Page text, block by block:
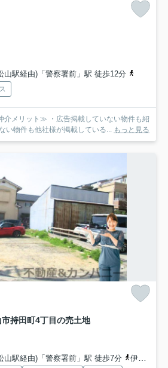
山駅経由)「警察署前」駅 徒歩12分
介メリット≫ ・広告掲載していない物件も紹
物件も他社様が掲載している...
もっと見る
持田町4丁目の売土地
山駅経由)「警察署前」駅 徒歩7分
伊予鉄バス「南持田」バス停下車 徒歩6分